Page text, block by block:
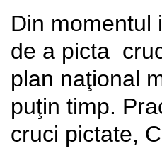
Din momentul
de a picta
plan naţional
puţin timp.
cruci pictate,